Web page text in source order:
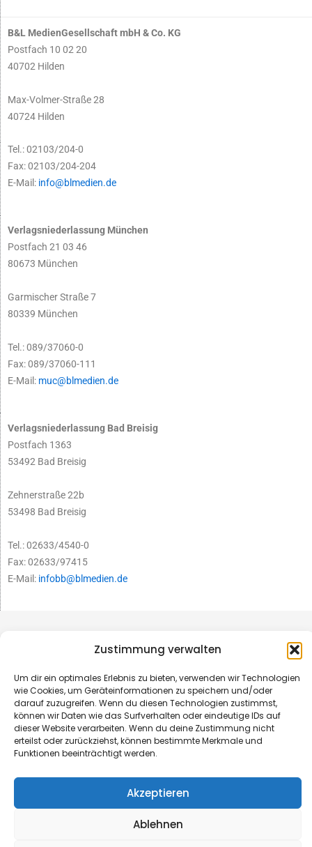
Zustimmung verwalten
Um dir ein optimales Erlebnis zu bieten, verwenden wir Technologien
wie Cookies, um Geräteinformationen zu speichern und/oder
darauf zuzugreifen. Wenn du diesen Technologien zustimmst,
können wir Daten wie das Surfverhalten oder eindeutige IDs auf
dieser Website verarbeiten. Wenn du deine Zustimmung nicht
erteilst oder zurückziehst, können bestimmte Merkmale und
Funktionen beeinträchtigt werden.
Akzeptieren
Ablehnen
B&L MedienGesellschaft mbH & Co. KG
Postfach 10 02 20
40702 Hilden
Max-Volmer-Straße 28
40724 Hilden
Tel.: 02103/204-0
Fax: 02103/204-204
E-Mail: info@blmedien.de
Verlagsniederlassung München
Postfach 21 03 46
80673 München
Garmischer Straße 7
80339 München
Tel.: 089/37060-0
Fax: 089/37060-111
E-Mail: muc@blmedien.de
Verlagsniederlassung Bad Breisig
Postfach 1363
53492 Bad Breisig
Zehnerstraße 22b
53498 Bad Breisig
Tel.: 02633/4540-0
Fax: 02633/97415
E-Mail: infobb@blmedien.de